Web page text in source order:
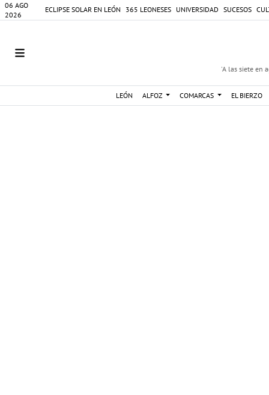
06 AGO
2026
ECLIPSE SOLAR EN LEÓN 365 LEONESES UNIVERSIDAD SUCESOS
'A las siete en
LEÓN ALFOZ COMARCAS EL BIERZO